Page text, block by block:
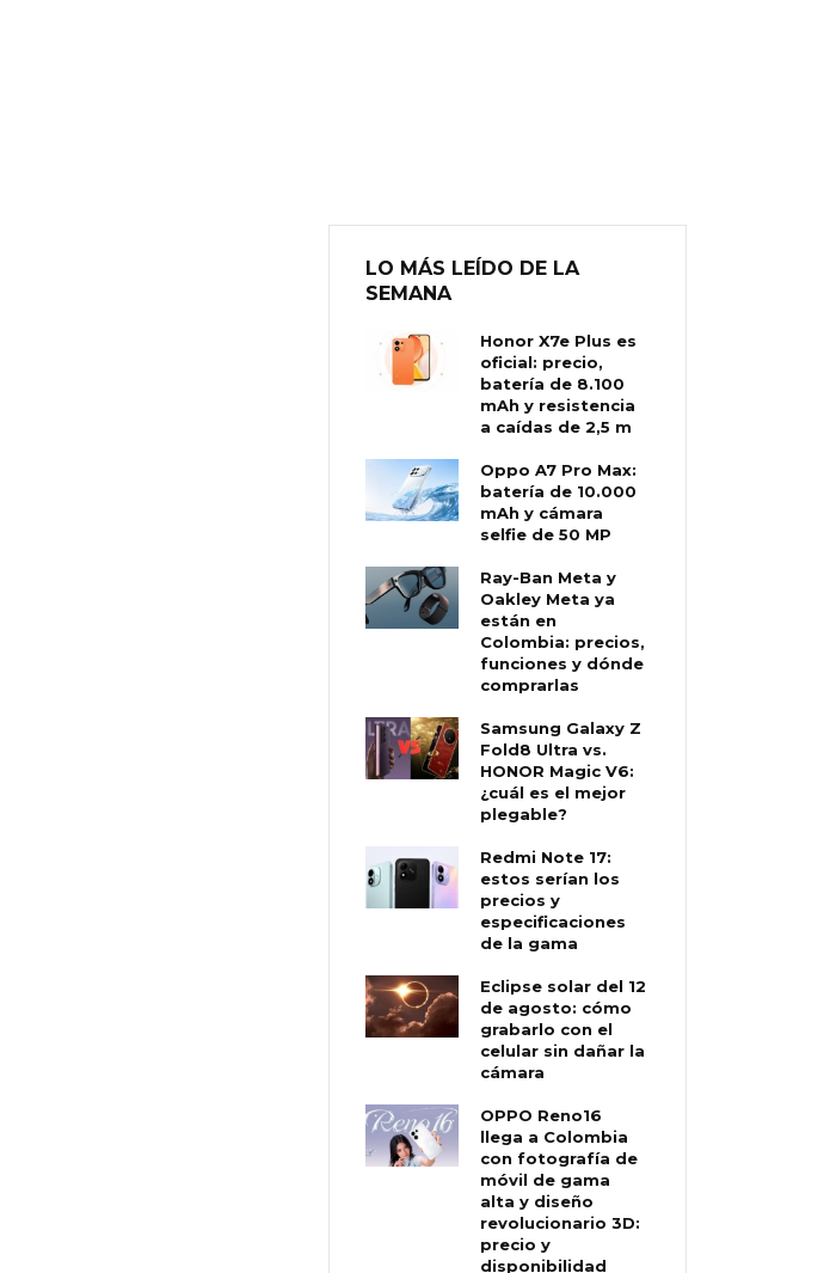
LO MÁS LEÍDO DE LA
SEMANA
Honor X7e Plus es
oficial: precio,
batería de 8.100
mAh y resistencia
a caídas de 2,5 m
Oppo A7 Pro Max:
batería de 10.000
mAh y cámara
selfie de 50 MP
Ray-Ban Meta y
Oakley Meta ya
están en
Colombia: precios,
funciones y dónde
comprarlas
Samsung Galaxy Z
Fold8 Ultra vs.
HONOR Magic V6:
¿cuál es el mejor
plegable?
Redmi Note 17:
estos serían los
precios y
especificaciones
de la gama
Eclipse solar del 12
de agosto: cómo
grabarlo con el
celular sin dañar la
cámara
OPPO Reno16
llega a Colombia
con fotografía de
móvil de gama
alta y diseño
revolucionario 3D:
precio y
disponibilidad